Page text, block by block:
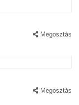
Megosztás
Megosztás